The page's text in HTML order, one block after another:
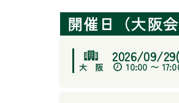
開催日（大阪会
2026/09/
10:00 〜